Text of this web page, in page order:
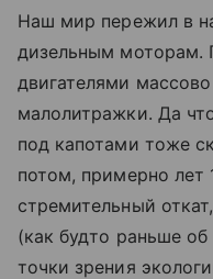
Наш мир пережил в
дизельным моторам.
двигателями
малолитражки. Да
под капотами тоже
потом, примерно лет
стремительный
(как будто раньше об
точки зрения